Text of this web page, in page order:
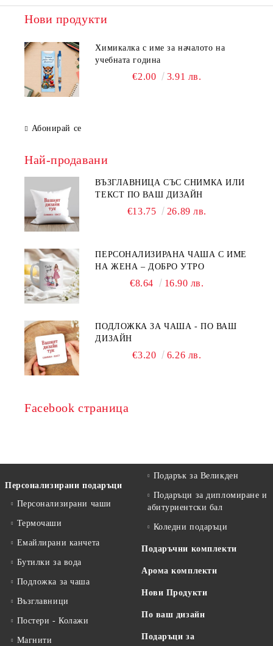
Нови продукти
Химикалка с име за началото на
учебната година
€2.00 3.91 лв.
Абонирай се
Най-продавани
ВЪЗГЛАВНИЦА СЪС СНИМКА ИЛИ
ТЕКСТ ПО ВАШ ДИЗАЙН
€13.75 26.89 лв.
ПЕРСОНАЛИЗИРАНА ЧАША С ИМЕ
НА ЖЕНА – ДОБРО УТРО
€8.64 16.90 лв.
ПОДЛОЖКА ЗА ЧАША - ПО ВАШ
ДИЗАЙН
€3.20 6.26 лв.
Facebook страница
Персонализирани подаръци
Персонализирани чаши
Термочаши
Емайлирани канчета
Бутилки за вода
Подложка за чаша
Възглавници
Постери - Колажи
Магнити
Подарък за Великден
Подаръци за дипломиране и
абитуриентски бал
Коледни подаръци
Подаръчни комплекти
Арома комплекти
Нови Продукти
По ваш дизайн
Подаръци за